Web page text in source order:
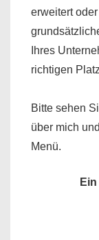
erweitert
Ihres
richtigen
Bitte sehen
über mich
Menü.